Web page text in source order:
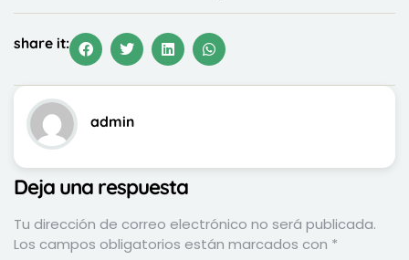
share it:
admin
Deja una respuesta
Tu dirección de correo electrónico no será publicada.
Los campos obligatorios están marcados con *